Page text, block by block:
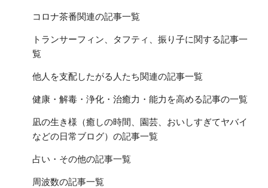
コロナ茶番関連の記事一覧
トランサーフィン、タフティ、振り子に関する記事一
覧
他人を支配したがる人たち関連の記事一覧
健康・解毒・浄化・治癒力・能力を高める記事の一覧
凪の生き様（癒しの時間、園芸、おいしすぎてヤバイ
などの日常ブログ）の記事一覧
占い・その他の記事一覧
周波数の記事一覧